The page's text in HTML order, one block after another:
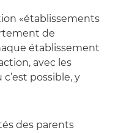
«établissements
de
établissement
avec les
possible, y
des parents